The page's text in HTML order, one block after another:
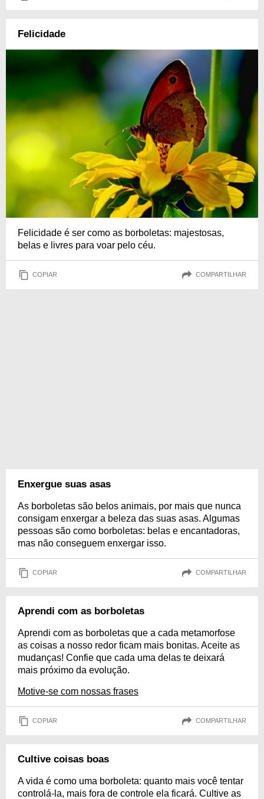
Felicidade
Felicidade é ser como as borboletas: majestosas,
belas e livres para voar pelo céu.
COPIAR COMPARTILHAR
Enxergue suas asas
As borboletas são belos animais, por mais que nunca
consigam enxergar a beleza das suas asas. Algumas
pessoas são como borboletas: belas e encantadoras,
mas não conseguem enxergar isso.
COPIAR COMPARTILHAR
Aprendi com as borboletas
Aprendi com as borboletas que a cada metamorfose
as coisas a nosso redor ficam mais bonitas. Aceite as
mudanças! Confie que cada uma delas te deixará
mais próximo da evolução.
Motive-se com nossas frases
COPIAR COMPARTILHAR
Cultive coisas boas
A vida é como uma borboleta: quanto mais você tentar
controlá-la, mais fora de controle ela ficará. Cultive as